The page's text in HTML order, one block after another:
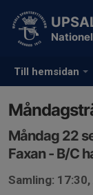
Till hemsidan
Måndag 22
Faxan - B/C
Samling: